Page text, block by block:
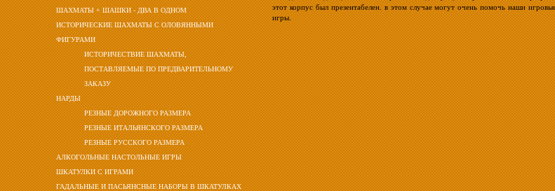
ШАХМАТЫ + ШАШКИ - ДВА В ОДНОМ
ИСТОРИЧЕСКИЕ ШАХМАТЫ С ОЛОВЯННЫМИ
ФИГУРАМИ
ИСТОРИЧЕСТВИЕ ШАХМАТЫ,
ПОСТАВЛЯЕМЫЕ ПО ПРЕДВАРИТЕЛЬНОМУ
ЗАКАЗУ
НАРДЫ
РЕЗНЫЕ ДОРОЖНОГО РАЗМЕРА
РЕЗНЫЕ ИТАЛЬЯНСКОГО РАЗМЕРА
РЕЗНЫЕ РУССКОГО РАЗМЕРА
АЛКОГОЛЬНЫЕ НАСТОЛЬНЫЕ ИГРЫ
ШКАТУЛКИ С ИГРАМИ
ГАДАЛЬНЫЕ И ПАСЬЯНСНЫЕ НАБОРЫ В ШКАТУЛКАХ
этот корпус был презентабелен. в этом случае могут очень помочь наши
игры.